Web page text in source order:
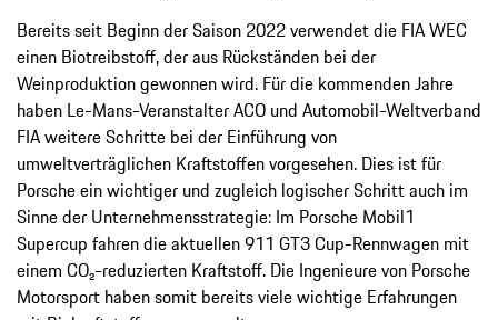
Bereits seit Beginn der Saison 2022 verwendet die FIA WEC
einen Biotreibstoff, der aus Rückständen bei der
Weinproduktion gewonnen wird. Für die kommenden Jahre
haben Le-Mans-Veranstalter ACO und Automobil-Weltverband
FIA weitere Schritte bei der Einführung von
umweltverträglichen Kraftstoffen vorgesehen. Dies ist für
Porsche ein wichtiger und zugleich logischer Schritt auch im
Sinne der Unternehmensstrategie: Im Porsche Mobil1
Supercup fahren die aktuellen 911 GT3 Cup-Rennwagen mit
einem CO₂-reduzierten Kraftstoff. Die Ingenieure von Porsche
Motorsport haben somit bereits viele wichtige Erfahrungen